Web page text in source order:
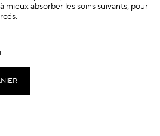
mieux absorber les soins suivants, pour